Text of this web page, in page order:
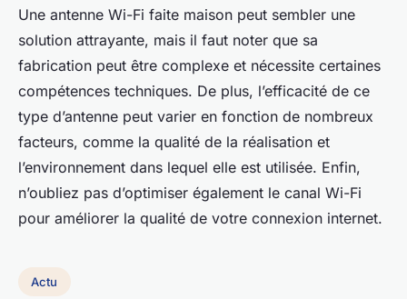
Une antenne Wi-Fi faite maison peut sembler une
solution attrayante, mais il faut noter que sa
fabrication peut être complexe et nécessite certaines
compétences techniques. De plus, l’efficacité de ce
type d’antenne peut varier en fonction de nombreux
facteurs, comme la qualité de la réalisation et
l’environnement dans lequel elle est utilisée. Enfin,
n’oubliez pas d’optimiser également le canal Wi-Fi
pour améliorer la qualité de votre connexion internet.
Actu